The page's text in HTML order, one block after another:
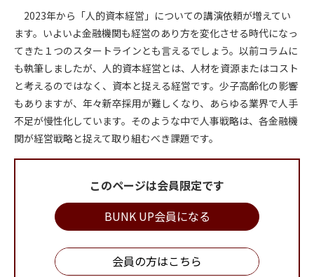
2023年から「人的資本経営」についての講演依頼が増えてい
ます。いよいよ金融機関も経営のあり方を変化させる時代になっ
てきた１つのスタートラインとも言えるでしょう。以前コラムに
も執筆しましたが、人的資本経営とは、人材を資源またはコスト
と考えるのではなく、資本と捉える経営です。少子高齢化の影響
もありますが、年々新卒採用が難しくなり、あらゆる業界で人手
不足が慢性化しています。そのような中で人事戦略は、各金融機
関が経営戦略と捉えて取り組むべき課題です。
このページは会員限定です
BUNK UP会員になる
会員の方はこちら